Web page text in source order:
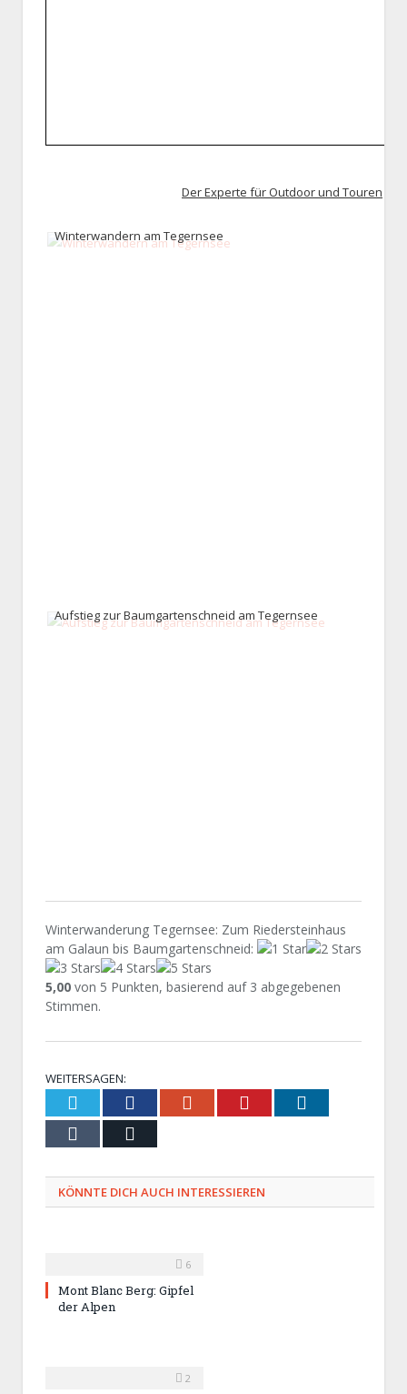
Der Experte für Outdoor und Touren
Winterwandern am Tegernsee
Aufstieg zur Baumgartenschneid am Tegernsee
Winterwanderung Tegernsee: Zum Riedersteinhaus
am Galaun bis Baumgartenschneid:
5,00 von 5 Punkten, basierend auf 3 abgegebenen
Stimmen.
WEITERSAGEN:
Twitter Facebook Google+ Pinterest
Tumblr
KÖNNTE DICH AUCH INTERESSIEREN
6
Mont Blanc Berg: Gipfel
der Alpen
2